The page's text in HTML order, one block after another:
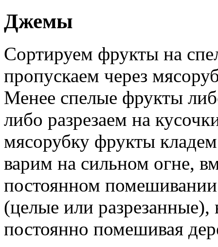
Джемы
Сортируем фрукты на
пропускаем через
Менее спелые фрукты
либо разрезаем на
мясорубку фрукты
варим на сильном огне,
постоянном
(целые или
постоянно помешивая